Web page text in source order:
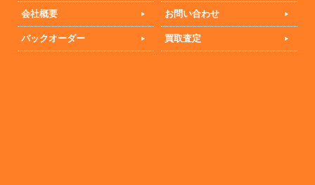
会社概要 お問い合わせ
バックオーダー 買取査定